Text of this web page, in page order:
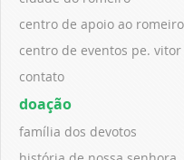
centro de apoio ao romeiro
centro de eventos pe. vitor
contato
doação
família dos devotos